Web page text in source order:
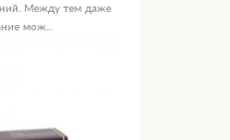
Между тем даже
мож...